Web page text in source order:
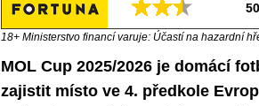
18+ Ministerstvo financí varuje: Účastí na hazardní
MOL Cup 2025/2026 je domácí
zajistit místo ve 4. předkole